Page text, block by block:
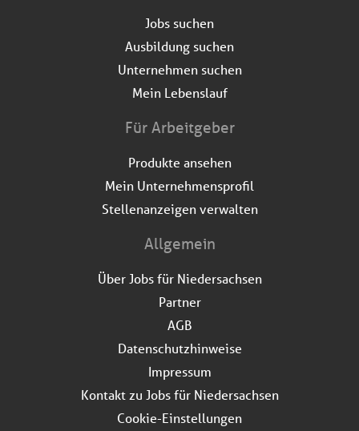
Jobs suchen
Ausbildung suchen
Unternehmen suchen
Mein Lebenslauf
Für Arbeitgeber
Produkte ansehen
Mein Unternehmensprofil
Stellenanzeigen verwalten
Allgemein
Über Jobs für Niedersachsen
Partner
AGB
Datenschutzhinweise
Impressum
Kontakt zu Jobs für Niedersachsen
Cookie-Einstellungen